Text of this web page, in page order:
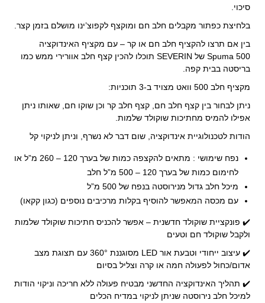
סיכוי.
בלחיצת כפתור מקבלים חלב חם ומוקצף לקפוצ’ינו מושלם בזמן קצר.
בין אם תרצו להקציף חלב חם או קר – עם מקציף האינדוקציה
Spuma 500 של SEVERIN תוכלו להכין קצף חלב אוורירי ממש כמו
בריסטה בבית קפה.
מקציף חלב 500 וואט מצויד ב-3 תוכניות:
ניתן לבחור בין קצף חלב חם, קצף חלב קר וכן שוקו חם, שאותו ניתן
אפילו להמיס מחתיכות שוקולד שלמות.
הודות לטכנולוגיית אינדוקציה, שום דבר לא נשרף, וניתן לניקוי קל
נפח שימושי : מתאים להקצפה כמות של בערך 120 – 260 מ”ל או
לחימום כמות של בערך 120 – 500 מ”ל חלב
מיכל חלב גדול מנירוסטה בנפח של 500 מ”ל
עם מכסה המאפשר להוסיף בקלות מרכיבים נוספים (כגון קקאו)
✔️ פונקציית שוקולד חדשנית – אפשר להכניס חתיכות שוקולד שלמות
ולקבל שוקולד חם וטעים
✔️ עיצוב ייחודי וטבעת אור LED מסוגננת 360° עם תצוגת מצב
אדום/כחול לפעולה חמה או קרה וצליל בסיום
✔️ תהליך האינדוקציה החדשני מבטיח פעולה ללא חריכה וניקוי הודות
למיכל חלב נירוסטה שניתן לניקוי במדיח הכלים